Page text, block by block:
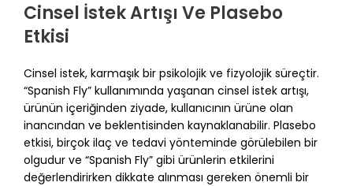
Cinsel İstek Artışı Ve Plasebo
Etkisi
Cinsel istek, karmaşık bir psikolojik ve fizyolojik süreçtir.
“Spanish Fly” kullanımında yaşanan cinsel istek artışı,
ürünün içeriğinden ziyade, kullanıcının ürüne olan
inancından ve beklentisinden kaynaklanabilir. Plasebo
etkisi, birçok ilaç ve tedavi yönteminde görülebilen bir
olgudur ve “Spanish Fly” gibi ürünlerin etkilerini
değerlendirirken dikkate alınması gereken önemli bir